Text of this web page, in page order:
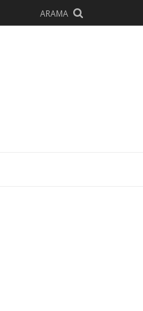
ARAMA